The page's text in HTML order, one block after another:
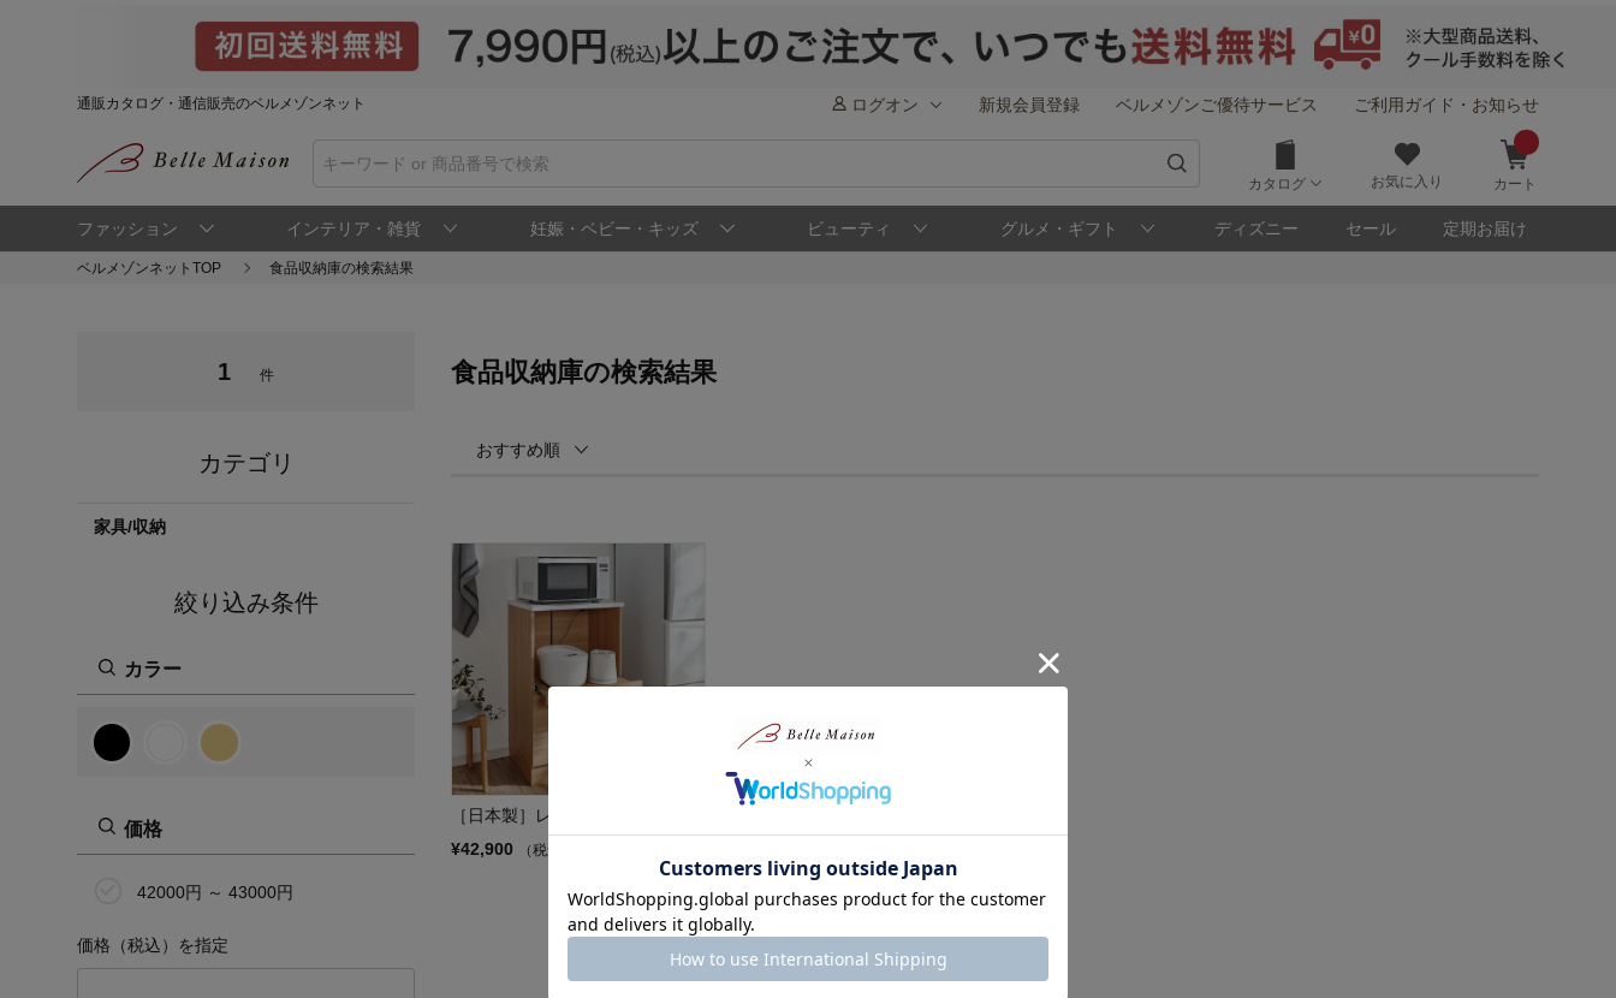
通販カタログ・通信販売のベルメゾンネット ログオン 新規会員登録 ベルメゾンご優待サービス ご利用ガイド・お知らせ
カタログ お気に入り カート
ファッション インテリア・雑貨 妊娠・ベビー・キッズ ビューティ グルメ・ギフト ディズニー セール 定期お届け
ベルメゾンネットTOP 食品収納庫の検索結果
1 件
カテゴリ
家具/収納
絞り込み条件
カラー
価格
42000円 ～ 43000円
価格（税込）を指定
食品収納庫の検索結果
おすすめ順
［日本製］レンジ台
¥42,900
（税込）
1